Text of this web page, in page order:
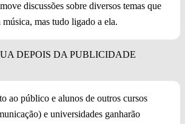
discussões sobre diversos temas que
mas tudo ligado a ela.
ao público e alunos de outros cursos
e universidades ganharão